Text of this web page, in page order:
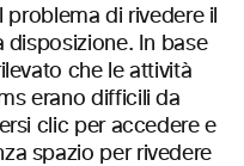
problema di rivedere il
disposizione. In base
che le attività
erano difficili da
clic per accedere e
spazio per rivedere